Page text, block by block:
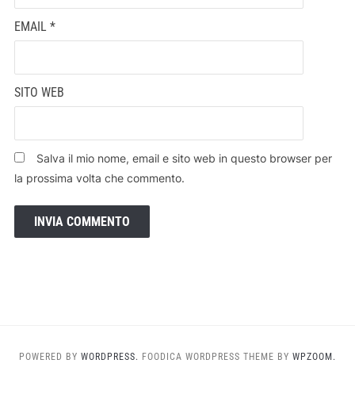
EMAIL *
SITO WEB
Salva il mio nome, email e sito web in questo browser per
la prossima volta che commento.
POWERED BY WORDPRESS. FOODICA WORDPRESS THEME BY WPZOOM.